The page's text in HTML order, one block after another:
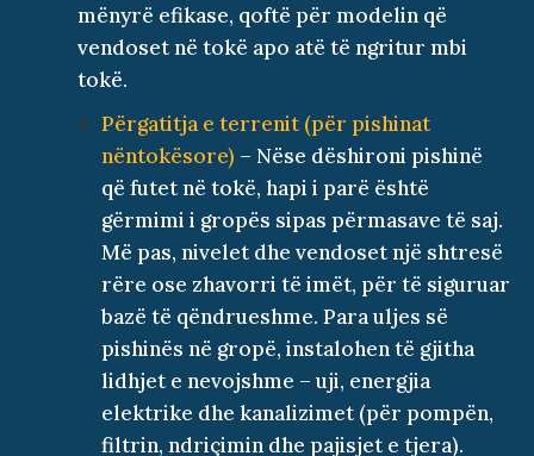
mënyrë efikase, qoftë për modelin që
vendoset në tokë apo atë të ngritur mbi
tokë.
Përgatitja e terrenit (për pishinat
nëntokësore) – Nëse dëshironi pishinë
që futet në tokë, hapi i parë është
gërmimi i gropës sipas përmasave të saj.
Më pas, nivelet dhe vendoset një shtresë
rëre ose zhavorri të imët, për të siguruar
bazë të qëndrueshme. Para uljes së
pishinës në gropë, instalohen të gjitha
lidhjet e nevojshme – uji, energjia
elektrike dhe kanalizimet (për pompën,
filtrin, ndriçimin dhe pajisjet e tjera).